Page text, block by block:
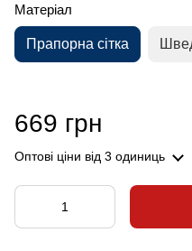
Матеріал
Прапорна сітка
669 грн
Оптові ціни від 3 одиниць